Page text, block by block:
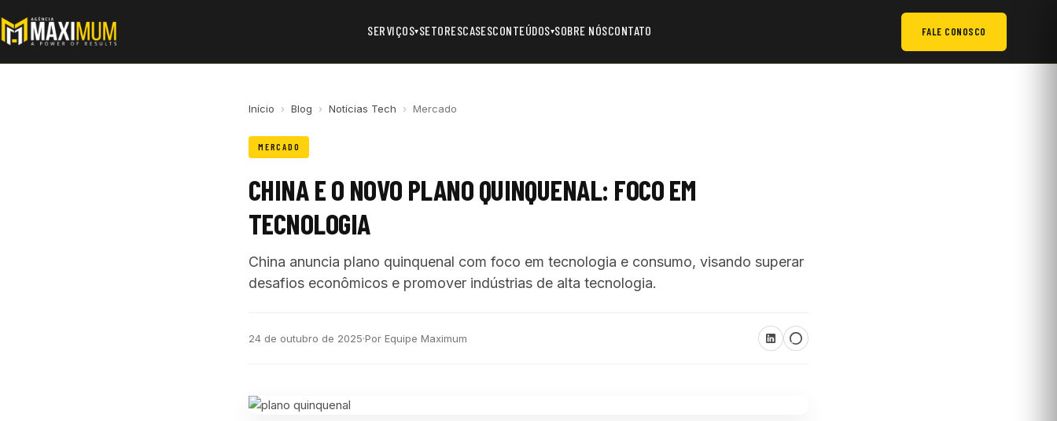
SERVIÇOS▾SETORESCASESCONTEÚDOS▾SOBRE NÓSCONTATO FALE CONOSCO
Início › Blog › Notícias Tech › Mercado
MERCADO
CHINA E O NOVO PLANO QUINQUENAL: FOCO EM
TECNOLOGIA
China anuncia plano quinquenal com foco em tecnologia e consumo, visando superar
desafios econômicos e promover indústrias de alta tecnologia.
24 de outubro de 2025·Por Equipe Maximum